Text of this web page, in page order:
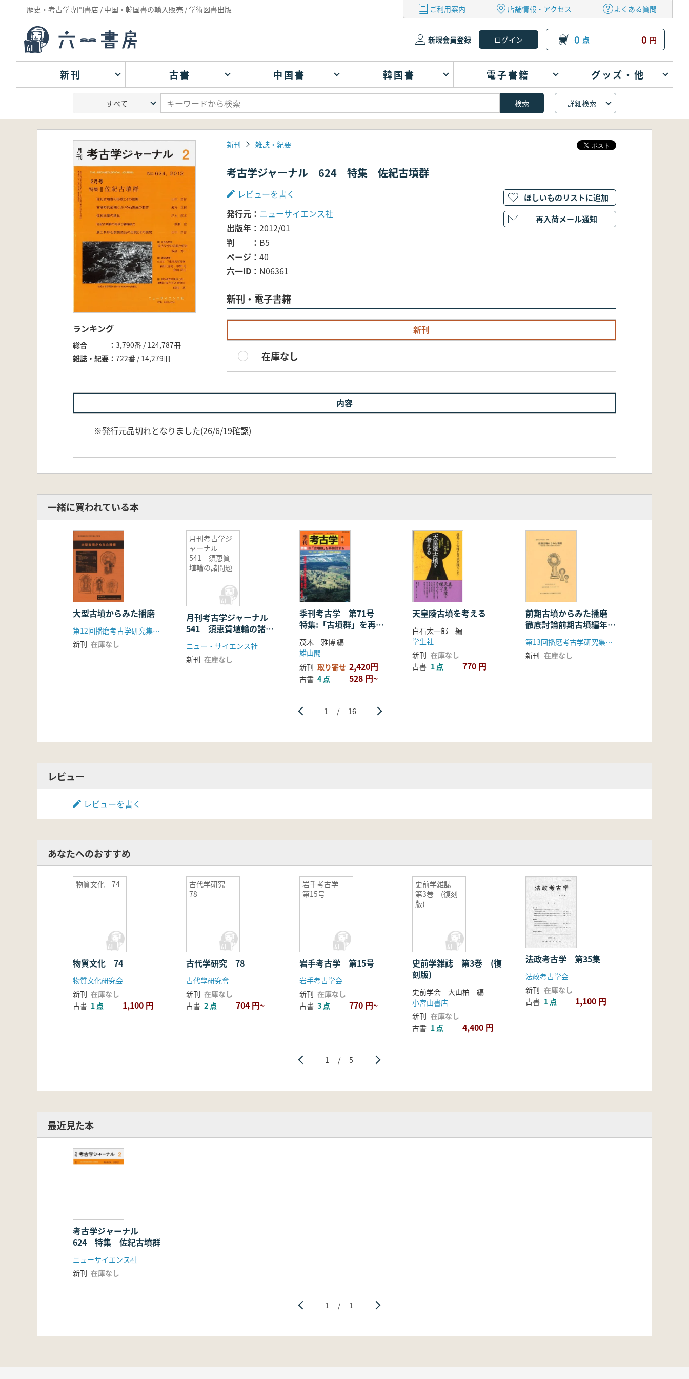
歴史・考古学専門書店 / 中国・韓国書の輸入販売 / 学術図書出版 ご利用案内 店舗情報・アクセス よくある質問
新規会員登録 0 点 0 円
新刊 古書 中国書 韓国書 電子書籍 グッズ・他
詳細検索
ランキング
総合
3,790番 / 124,787冊
雑誌・紀要
722番 / 14,279冊
新刊 雑誌・紀要
考古学ジャーナル 624 特集 佐紀古墳群
レビューを書く
発行元
ニューサイエンス社
出版年
2012/01
判
B5
ページ
40
六一ID
N06361
新刊・電子書籍
新刊
在庫なし
ほしいものリストに追加
再入荷メール通知
内容
※発行元品切れとなりました(26/6/19確認)
一緒に買われている本
大型古墳からみた播磨
第12回播磨考古学研究集会実行委員会
新刊 在庫なし
月刊考古学ジ
ャーナル
541 須恵質
埴輪の諸問題
月刊考古学ジャーナル
541 須恵質埴輪の諸問
ニュー・サイエンス社
新刊 在庫なし
季刊考古学 第71号
特集:「古墳群」を再検
討する
茂木 雅博 編
雄山閣
新刊 取り寄せ 2,420円
古書 4 点 528 円~
天皇陵古墳を考える
白石太一郎 編
学生社
新刊 在庫なし
古書 1 点 770 円
前期古墳からみた播磨
徹底討論前期古墳編年と
社会動向
第13回播磨考古学研究集会実行委員会
新刊 在庫なし
1 / 16
レビュー
レビューを書く
あなたへのおすすめ
物質文化 74
物質文化 74
物質文化研究会
新刊 在庫なし
古書 1 点 1,100 円
古代学研究
78
古代学研究 78
古代學研究會
新刊 在庫なし
古書 2 点 704 円~
岩手考古学
第15号
岩手考古学 第15号
岩手考古学会
新刊 在庫なし
古書 3 点 770 円~
史前学雑誌
第3巻 (復刻
版)
史前学雑誌 第3巻 (復
刻版)
史前学会 大山柏 編
小宮山書店
新刊 在庫なし
古書 1 点 4,400 円
法政考古学 第35集
法政考古学会
新刊 在庫なし
古書 1 点 1,100 円
1 / 5
最近見た本
考古学ジャーナル
624 特集 佐紀古墳群
ニューサイエンス社
新刊 在庫なし
1 / 1